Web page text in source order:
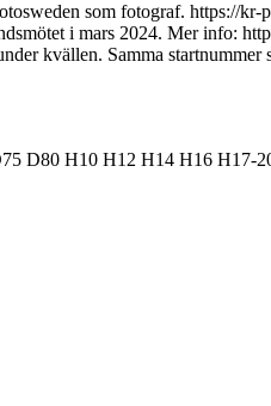
som fotograf. https://
i mars 2024. Mer info:
kvällen. Samma startnummer
D80 H10 H12 H14 H16 H17-